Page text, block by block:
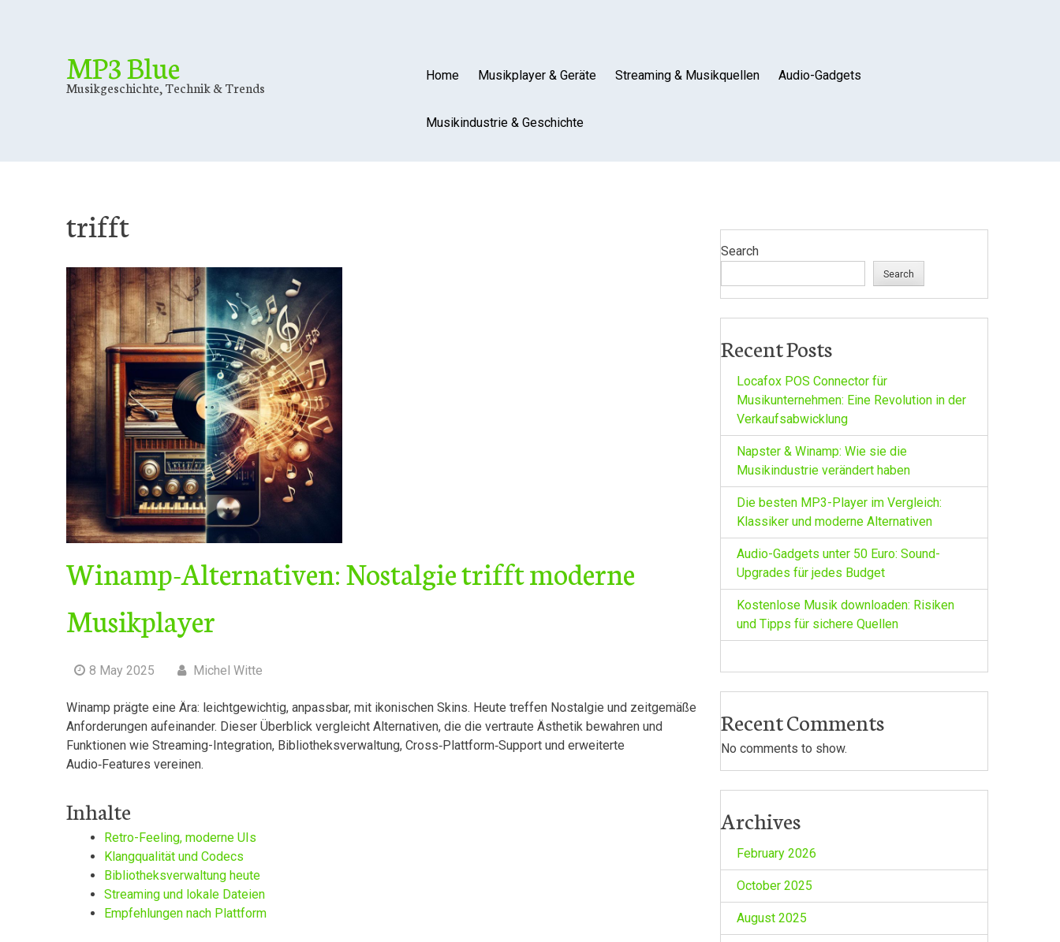
MP3 Blue
Musikgeschichte, Technik & Trends
Home Musikplayer & Geräte Streaming & Musikquellen Audio-Gadgets
Musikindustrie & Geschichte
trifft
Winamp-Alternativen: Nostalgie trifft moderne
Musikplayer
8 May 2025 Michel Witte
Winamp prägte eine Ära: leichtgewichtig, ​anpassbar, mit ikonischen Skins. Heute treffen Nostalgie⁣ und zeitgemäße
Anforderungen aufeinander. Dieser Überblick vergleicht Alternativen, ‌die die⁣ vertraute Ästhetik bewahren und
Funktionen wie Streaming-Integration, ⁤Bibliotheksverwaltung, Cross‑Plattform‑Support und erweiterte
Audio‑Features vereinen.
Inhalte
Retro-Feeling,​ moderne ‍UIs
Klangqualität und Codecs
Bibliotheksverwaltung‍ heute
Streaming und lokale⁣ Dateien
Empfehlungen nach Plattform
Search
Search
Recent Posts
Locafox POS Connector für
Musikunternehmen: Eine Revolution in der
Verkaufsabwicklung
Napster & Winamp: Wie sie die
Musikindustrie verändert haben
Die besten MP3-Player im Vergleich:
Klassiker und moderne Alternativen
Audio-Gadgets unter 50 Euro: Sound-
Upgrades für jedes Budget
Kostenlose Musik downloaden: Risiken
und Tipps für sichere Quellen
Recent Comments
No comments to show.
Archives
February 2026
October 2025
August 2025